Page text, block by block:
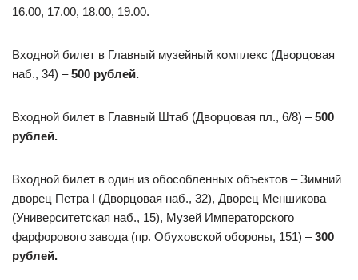
16.00, 17.00, 18.00, 19.00.
Входной билет в Главный музейный комплекс (Дворцовая
наб., 34) –500 рублей.
Входной билет в Главный Штаб (Дворцовая пл., 6/8) –500
рублей.
Входной билет в один из обособленных объектов – Зимний
дворец Петра I (Дворцовая наб., 32), Дворец Меншикова
(Университетская наб., 15), Музей Императорского
фарфорового завода (пр. Обуховской обороны, 151) –300
рублей.